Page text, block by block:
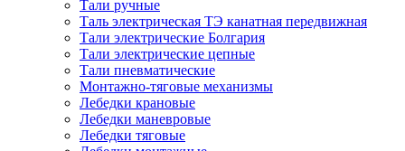
Тали ручные
Таль электрическая ТЭ канатная передвижная
Тали электрические Болгария
Тали электрические цепные
Тали пневматические
Монтажно-тяговые механизмы
Лебедки крановые
Лебедки маневровые
Лебедки тяговые